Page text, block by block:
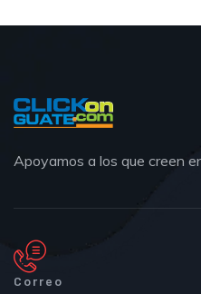
Apoyamos a los que creen
Correo